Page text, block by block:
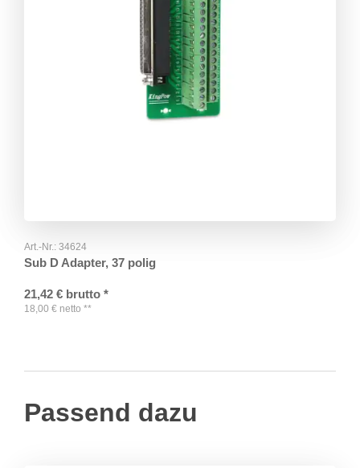
Art.-Nr.: 34624
Sub D Adapter, 37 polig
21,42 € brutto *
18,00 € netto **
Passend dazu